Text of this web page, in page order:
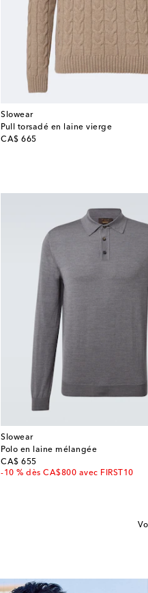
Slowear
Pull torsadé en laine vierge
CA$ 665
original price
Slowear
Polo en laine mélangée
CA$ 655
original price
-10 % dès CA$800 avec FIRST10